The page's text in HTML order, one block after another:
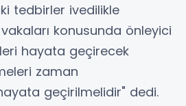
tedbirler ivedilikle
vakaları konusunda önleyici
hayata geçirecek
zaman
geçirilmelidir" dedi.